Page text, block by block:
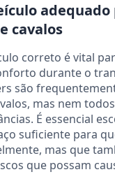
adequado
cavalos
correto é vital
durante o
são
mas nem
É essencial
suficiente para
mas que
que possam